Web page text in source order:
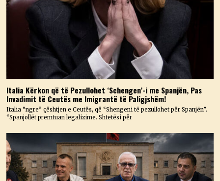
Italia Kërkon që të Pezullohet ‘Schengen’-i me Spanjën, Pas
Invadimit të Ceutës me Imigrantë të Paligjshëm!
Italia “ngre” çështjen e Ceutës, që “Shengeni të pezullohet për Spanjën”.
“Spanjollët premtuan legalizime. Shtetësi për